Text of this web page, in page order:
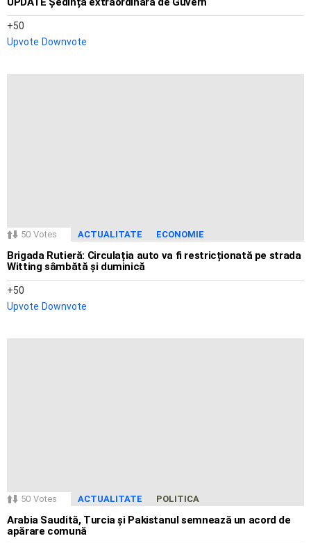
50
Upvote Downvote
50 Votes ACTUALITATE ECONOMIE
Brigada Rutieră: Circulația auto va fi restricționată pe strada
Witting sâmbătă și duminică
50
Upvote Downvote
50 Votes ACTUALITATE POLITICA
Arabia Saudită, Turcia și Pakistanul semnează un acord de
apărare comună